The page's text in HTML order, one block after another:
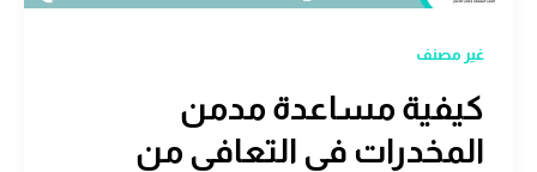
غير مصنف
كيفية مساعدة مدمن
المخدرات في التعافي من